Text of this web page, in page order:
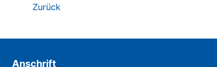
Zurück
Anschrift